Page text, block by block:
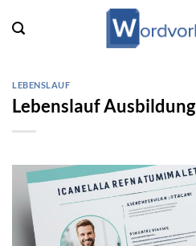
Inhalt
LEBENSLAUF
Lebenslauf Ausbildung